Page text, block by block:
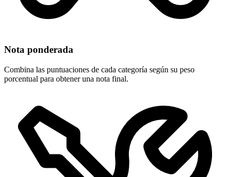
Nota ponderada
Combina las puntuaciones de cada categoría según su peso
porcentual para obtener una nota final.